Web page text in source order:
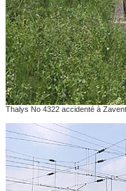
Thalys No 4322 accidenté à